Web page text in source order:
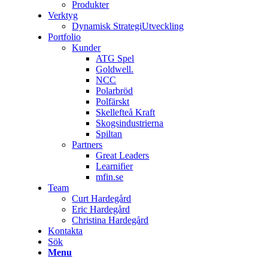
Produkter
Verktyg
Dynamisk StrategiUtveckling
Portfolio
Kunder
ATG Spel
Goldwell.
NCC
Polarbröd
Polfärskt
Skellefteå Kraft
Skogsindustrierna
Spiltan
Partners
Great Leaders
Learnifier
mfin.se
Team
Curt Hardegård
Eric Hardegård
Christina Hardegård
Kontakta
Sök
Menu